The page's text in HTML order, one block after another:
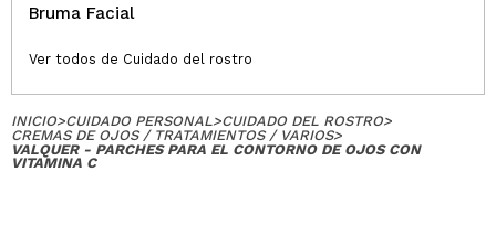
Bruma Facial
Ver todos de Cuidado del rostro
INICIO>CUIDADO PERSONAL>CUIDADO DEL ROSTRO>
CREMAS DE OJOS / TRATAMIENTOS / VARIOS>
VALQUER - PARCHES PARA EL CONTORNO DE OJOS CON
VITAMINA C